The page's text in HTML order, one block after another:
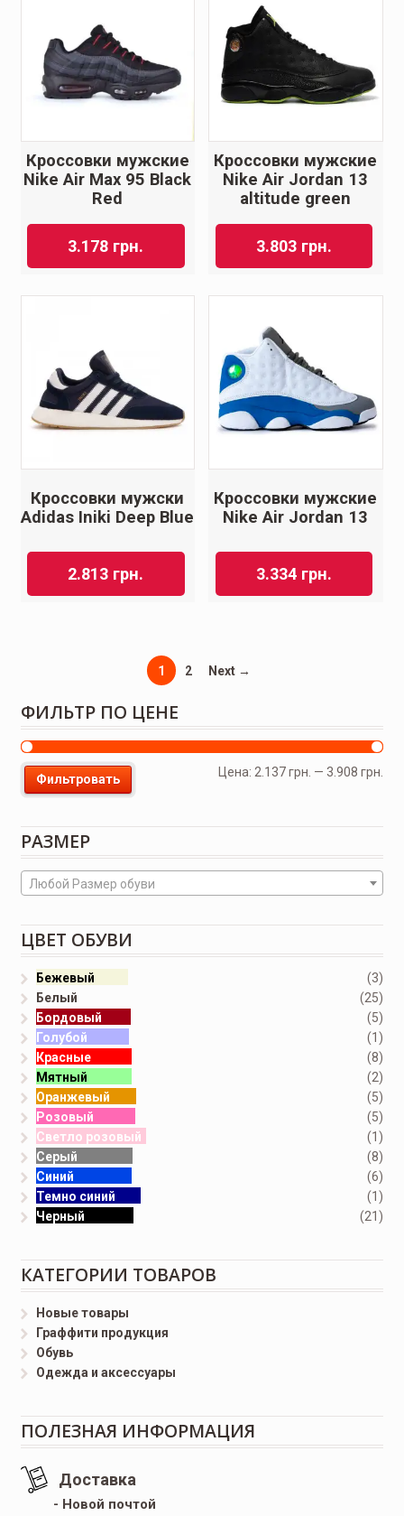
Кроссовки мужские
Nike Air Max 95 Black
Red
3.178 грн.
Кроссовки мужские
Nike Air Jordan 13
altitude green
3.803 грн.
Кроссовки мужски
Adidas Iniki Deep Blue
2.813 грн.
Кроссовки мужские
Nike Air Jordan 13
3.334 грн.
1 2 Next →
ФИЛЬТР ПО ЦЕНЕ
Фильтровать
Цена: 2.137 грн. —3.908 грн.
РАЗМЕР
Любой Размер обуви
ЦВЕТ ОБУВИ
Бежевый
(3)
Белый
(25)
Бордовый
(5)
Голубой
(1)
Красные
(8)
Мятный
(2)
Оранжевый
(5)
Розовый
(5)
Светло розовый
(1)
Серый
(8)
Синий
(6)
Темно синий
(1)
Черный
(21)
КАТЕГОРИИ ТОВАРОВ
Новые товары
Граффити продукция
Обувь
Одежда и аксессуары
ПОЛЕЗНАЯ ИНФОРМАЦИЯ
Доставка
- Новой почтой